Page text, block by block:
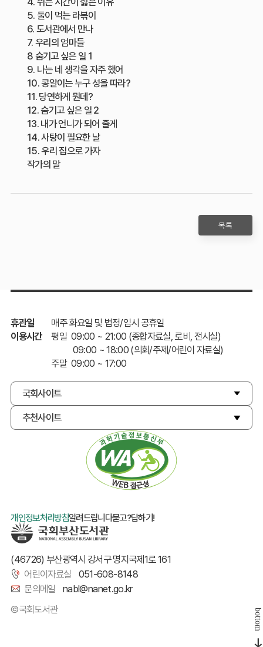
5. 둘이 먹는 라볶이
6. 도서관에서 만나
7. 우리의 엄마들
8 숨기고 싶은 일 1
9. 나는 네 생각을 자주 했어
10. 콩알이는 누구 성을 따라?
11. 당연하게 뭔데?
12. 숨기고 싶은 일 2
13. 내가 언니가 되어 줄게
14. 사탕이 필요한 날
15. 우리 집으로 가자
작가의 말
목록
개인정보처리방침알려드립니다묻고?답하기!
(46726) 부산광역시 강서구 명지국제1로 161
어린이자료실
051-608-8148
문의메일
nabl@nanet.go.kr
©국회도서관
휴관일
매주 화요일 및 법정/임시 공휴일
이용시간
평일 09:00 ~ 21:00 (종합자료실, 로비, 전시실)
09:00 ~ 18:00 (의회/주제/어린이 자료실)
주말 09:00 ~ 17:00
국회사이트
추천사이트